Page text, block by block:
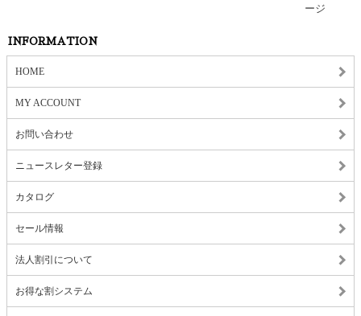
INFORMATION
HOME
MY ACCOUNT
お問い合わせ
ニュースレター登録
カタログ
セール情報
法人割引について
お得な割システム